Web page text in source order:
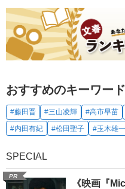
おすすめのキーワー
#藤田晋 #三山凌輝 #高市早苗
#内田有紀
#松田聖子 #玉木雄
SPECIAL
PR
《映画『